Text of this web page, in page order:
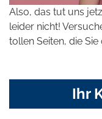
Also, das tut uns
leider nicht!
tollen Seiten, die
Ihr